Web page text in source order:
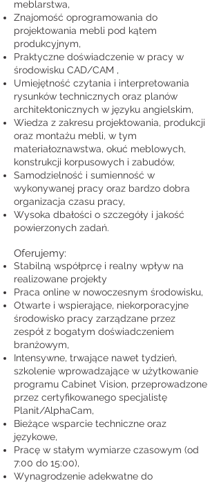
meblarstwa,
Znajomość oprogramowania do
projektowania mebli pod kątem
produkcyjnym,
Praktyczne doświadczenie w pracy w
środowisku CAD/CAM ,
Umiejętność czytania i interpretowania
rysunków technicznych oraz planów
architektonicznych w języku angielskim,
Wiedza z zakresu projektowania, produkcji
oraz montażu mebli, w tym
materiałoznawstwa, okuć meblowych,
konstrukcji korpusowych i zabudów,
Samodzielność i sumienność w
wykonywanej pracy oraz bardzo dobra
organizacja czasu pracy,
Wysoka dbałości o szczegóły i jakość
powierzonych zadań.
Oferujemy:
Stabilną współprcę i realny wpływ na
realizowane projekty
Praca online w nowoczesnym środowisku,
Otwarte i wspierające, niekorporacyjne
środowisko pracy zarządzane przez
zespół z bogatym doświadczeniem
branżowym,
Intensywne, trwające nawet tydzień,
szkolenie wprowadzające w użytkowanie
programu Cabinet Vision, przeprowadzone
przez certyfikowanego specjalistę
Planit/AlphaCam,
Bieżące wsparcie techniczne oraz
językowe,
Pracę w stałym wymiarze czasowym (od
7:00 do 15:00),
Wynagrodzenie adekwatne do